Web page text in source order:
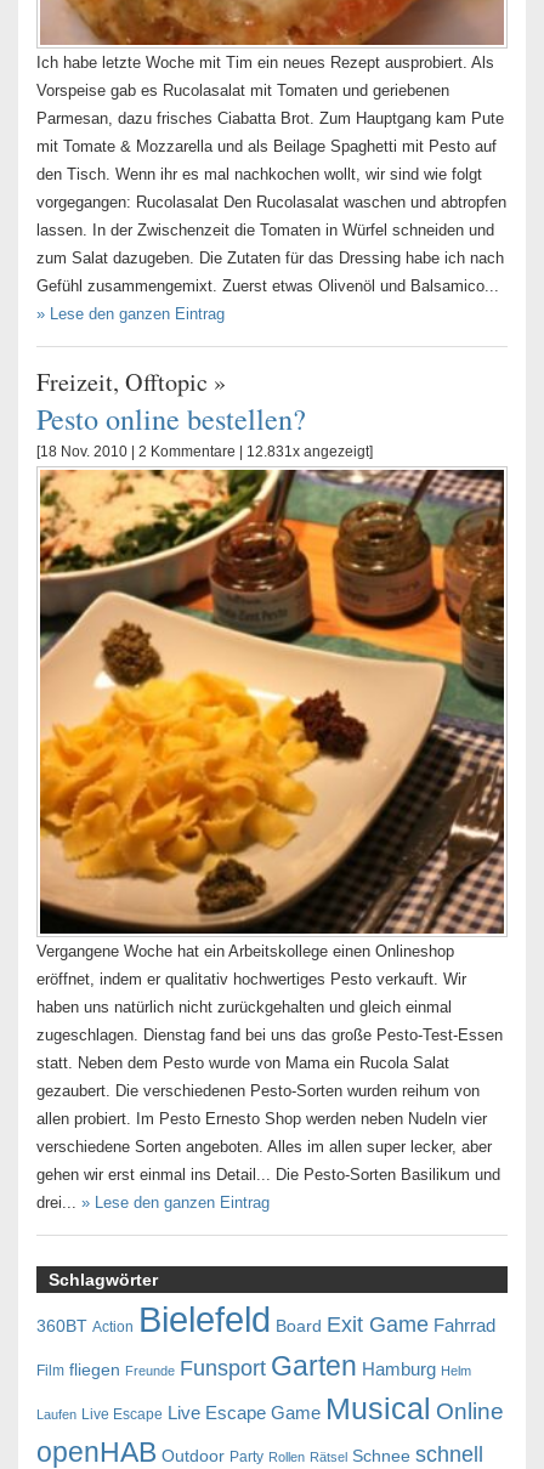
Ich habe letzte Woche mit Tim ein neues Rezept ausprobiert. Als
Vorspeise gab es Rucolasalat mit Tomaten und geriebenen
Parmesan, dazu frisches Ciabatta Brot. Zum Hauptgang kam Pute
mit Tomate & Mozzarella und als Beilage Spaghetti mit Pesto auf
den Tisch. Wenn ihr es mal nachkochen wollt, wir sind wie folgt
vorgegangen: Rucolasalat Den Rucolasalat waschen und abtropfen
lassen. In der Zwischenzeit die Tomaten in Würfel schneiden und
zum Salat dazugeben. Die Zutaten für das Dressing habe ich nach
Gefühl zusammengemixt. Zuerst etwas Olivenöl und Balsamico...
» Lese den ganzen Eintrag
Freizeit, Offtopic »
Pesto online bestellen?
[18 Nov. 2010 | 2 Kommentare | 12.831x angezeigt]
Vergangene Woche hat ein Arbeitskollege einen Onlineshop
eröffnet, indem er qualitativ hochwertiges Pesto verkauft. Wir
haben uns natürlich nicht zurückgehalten und gleich einmal
zugeschlagen. Dienstag fand bei uns das große Pesto-Test-Essen
statt. Neben dem Pesto wurde von Mama ein Rucola Salat
gezaubert. Die verschiedenen Pesto-Sorten wurden reihum von
allen probiert. Im Pesto Ernesto Shop werden neben Nudeln vier
verschiedene Sorten angeboten. Alles im allen super lecker, aber
gehen wir erst einmal ins Detail... Die Pesto-Sorten Basilikum und
drei... » Lese den ganzen Eintrag
Schlagwörter
360BT Action Bielefeld Board Exit Game Fahrrad
Film fliegen Freunde Funsport Garten Hamburg Helm
Laufen Live Escape Live Escape Game Musical Online
openHAB Outdoor Party Rollen Rätsel Schnee schnell